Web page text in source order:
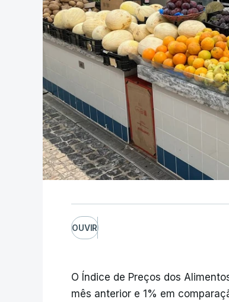
OUVIR
O Índice de Preços dos
mês anterior e 1% em